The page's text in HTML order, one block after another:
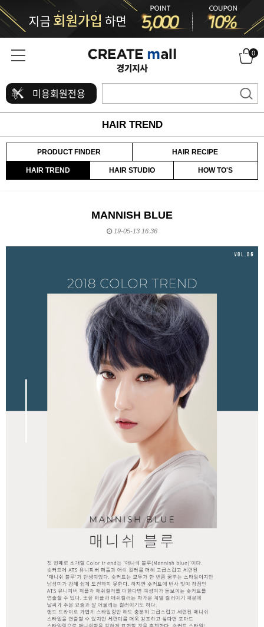
0
미용회원전용
HAIR TREND
PRODUCT FINDER HAIR RECIPE
HAIR TREND HAIR STUDIO HOW TO'S
MANNISH BLUE
19-05-13 16:36